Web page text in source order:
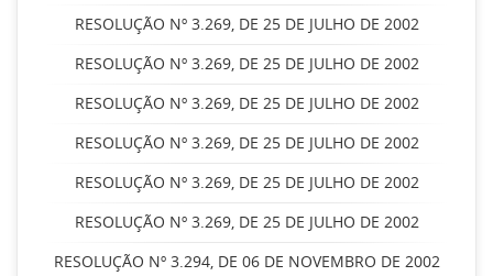
RESOLUÇÃO Nº 3.269, DE 25 DE JULHO DE 2002
RESOLUÇÃO Nº 3.269, DE 25 DE JULHO DE 2002
RESOLUÇÃO Nº 3.269, DE 25 DE JULHO DE 2002
RESOLUÇÃO Nº 3.269, DE 25 DE JULHO DE 2002
RESOLUÇÃO Nº 3.269, DE 25 DE JULHO DE 2002
RESOLUÇÃO Nº 3.269, DE 25 DE JULHO DE 2002
RESOLUÇÃO Nº 3.294, DE 06 DE NOVEMBRO DE 2002